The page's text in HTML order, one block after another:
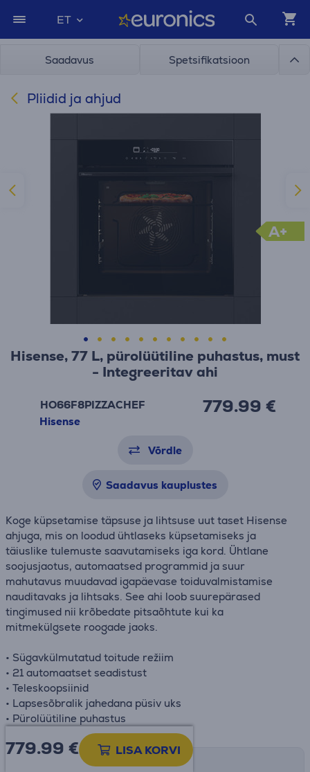
ET
Saadavus Spetsifikatsioon
Pliidid ja ahjud
Hisense, 77 L, pürolüütiline puhastus, must
- Integreeritav ahi
HO66F8PIZZACHEF
Hisense
779.99 €
Võrdle
Saadavus kauplustes
Koge küpsetamise täpsuse ja lihtsuse uut taset Hisense
ahjuga, mis on loodud ühtlaseks küpsetamiseks ja
täiuslike tulemuste saavutamiseks iga kord. Ühtlane
soojusjaotus, automaatsed programmid ja suur
mahutavus muudavad igapäevase toiduvalmistamise
nauditavaks ja lihtsaks. See ahi loob suurepärased
tingimused nii krõbedate pitsaõhtute kui ka
mitmekülgsete roogade jaoks.
• Sügavkülmutatud toitude režiim
• 21 automaatset seadistust
• Teleskoopsiinid
• Lapsesõbralik jahedana püsiv uks
• Pürolüütiline puhastus
779.99 € LISA KORVI
A+
Tarne võimalused